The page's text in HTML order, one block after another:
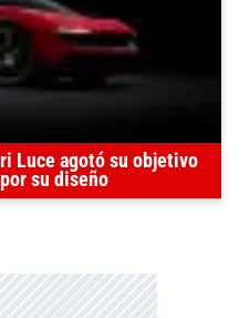
Luce agotó su objetivo
su diseño